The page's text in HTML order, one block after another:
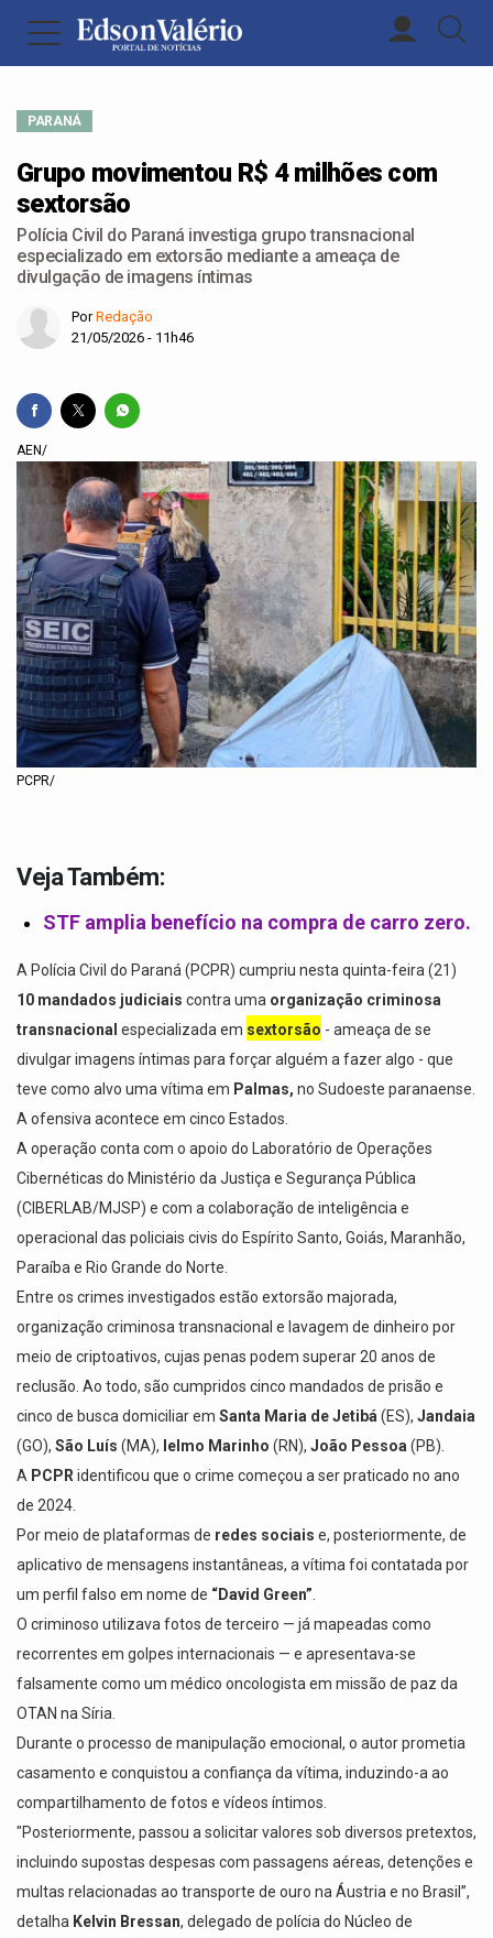
PARANÁ
Grupo movimentou R$ 4 milhões com
sextorsão
Polícia Civil do Paraná investiga grupo transnacional
especializado em extorsão mediante a ameaça de
divulgação de imagens íntimas
PorRedação
21/05/2026 - 11h46
AEN/
PCPR/
Veja Também:
STF amplia benefício na compra de carro zero.
A Polícia Civil do Paraná (PCPR) cumpriu nesta quinta-feira (21)
10 mandados judiciais contra uma organização criminosa
transnacional especializada em sextorsão - ameaça de se
divulgar imagens íntimas para forçar alguém a fazer algo - que
teve como alvo uma vítima em Palmas, no Sudoeste paranaense.
A ofensiva acontece em cinco Estados.
A operação conta com o apoio do Laboratório de Operações
Cibernéticas do Ministério da Justiça e Segurança Pública
(CIBERLAB/MJSP) e com a colaboração de inteligência e
operacional das policiais civis do Espírito Santo, Goiás, Maranhão,
Paraíba e Rio Grande do Norte.
Entre os crimes investigados estão extorsão majorada,
organização criminosa transnacional e lavagem de dinheiro por
meio de criptoativos, cujas penas podem superar 20 anos de
reclusão. Ao todo, são cumpridos cinco mandados de prisão e
cinco de busca domiciliar em Santa Maria de Jetibá (ES), Jandaia
(GO), São Luís (MA), Ielmo Marinho (RN), João Pessoa (PB).
A PCPR identificou que o crime começou a ser praticado no ano
de 2024.
Por meio de plataformas de redes sociais e, posteriormente, de
aplicativo de mensagens instantâneas, a vítima foi contatada por
um perfil falso em nome de “David Green”
O criminoso utilizava fotos de terceiro — já mapeadas como
recorrentes em golpes internacionais — e apresentava-se
falsamente como um médico oncologista em missão de paz da
OTAN na Síria.
Durante o processo de manipulação emocional, o autor prometia
casamento e conquistou a confiança da vítima, induzindo-a ao
compartilhamento de fotos e vídeos íntimos.
"Posteriormente, passou a solicitar valores sob diversos pretextos,
incluindo supostas despesas com passagens aéreas, detenções e
multas relacionadas ao transporte de ouro na Áustria e no Brasil”,
detalha Kelvin Bressan, delegado de polícia do Núcleo de